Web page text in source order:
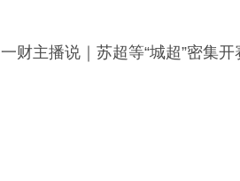
都得叫一句常爷，那时候常州人均
就会发现它的实力绝不是用“输到没笔
一财主播说｜苏超等“城超”密集开